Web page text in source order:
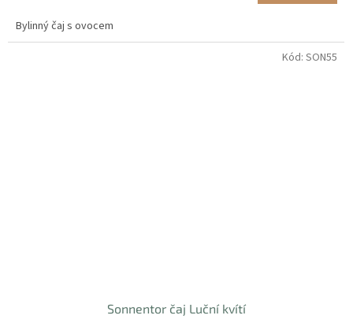
Bylinný čaj s ovocem
Sonnentor čaj Luční kvítí
Kód: SON55